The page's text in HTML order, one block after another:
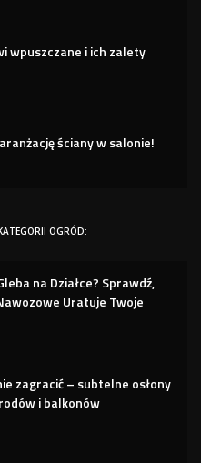
wpuszczane i ich zalety
ściany w salonie!
OGRÓD:
na Działce? Sprawdź,
Uratuje Twoje
zagracić – subtelne osłony
i balkonów